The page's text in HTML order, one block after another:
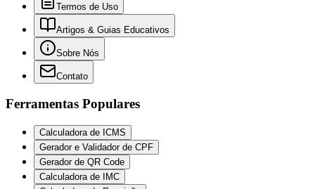
Termos de Uso
Artigos & Guias Educativos
Sobre Nós
Contato
Ferramentas Populares
Calculadora de ICMS
Gerador e Validador de CPF
Gerador de QR Code
Calculadora de IMC